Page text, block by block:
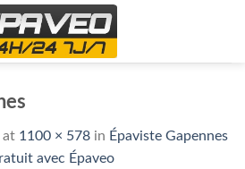
at 1100 × 578 in Épaviste Gapennes
avec Épaveo